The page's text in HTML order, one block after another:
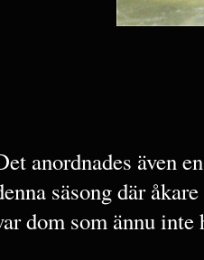
anordnades även
säsong där
dom som ännu